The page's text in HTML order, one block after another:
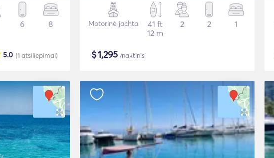
6 8
(1 atsiliepimai)
5.0
Motorinė jachta
41 ft
12 m
2 2 1
$1,295 /naktinis